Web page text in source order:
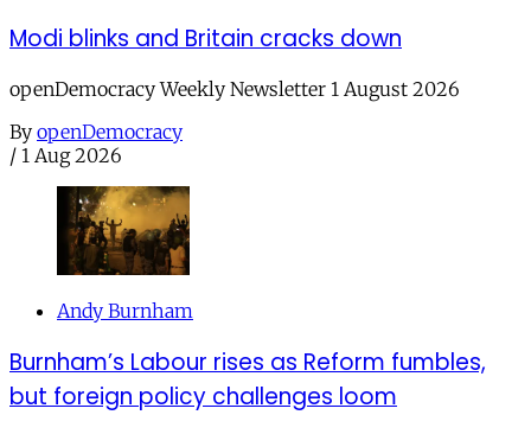
Modi blinks and Britain cracks down
openDemocracy Weekly Newsletter 1 August 2026
By openDemocracy
/ 1 Aug 2026
Andy Burnham
Burnham’s Labour rises as Reform fumbles,
but foreign policy challenges loom